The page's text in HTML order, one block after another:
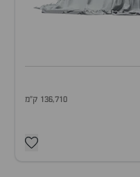
136,710 ק"מ